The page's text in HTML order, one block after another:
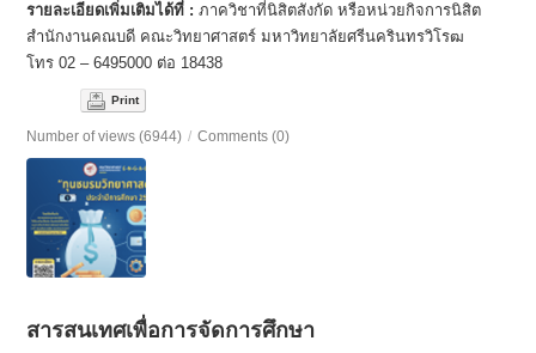
รายละเอียดเพิ่มเติมได้ที่ :ภาควิชาที่นิสิตสังกัด หรือหน่วยกิจการนิสิต
สำนักงานคณบดี คณะวิทยาศาสตร์ มหาวิทยาลัยศรีนครินทรวิโรฒ
โทร 02 – 6495000 ต่อ 18438
Print
Number of views (6944) / Comments (0)
สารสนเทศเพื่อการจัดการศึกษา